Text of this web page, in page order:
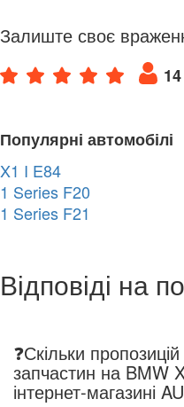
Залиште своє
14
Популярні автомобілі
X1 I E84
1 Series F20
1 Series F21
Відповіді на
❓Скільки
запчастин на BMW
інтернет-магазині